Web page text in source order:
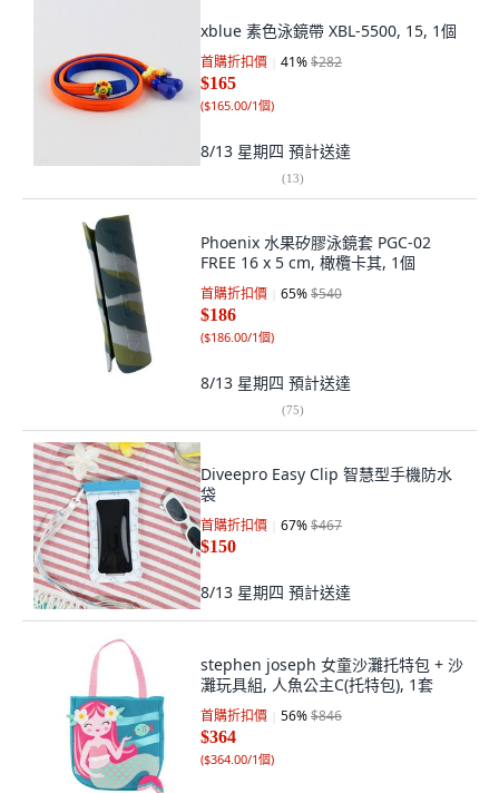
xblue 素色泳鏡帶 XBL-5500, 15, 1個
首購折扣價 41%$282
$165
($165.00/1個)
8/13 星期四 預計送達
(13)
Phoenix 水果矽膠泳鏡套 PGC-02
FREE 16 x 5 cm, 橄欖卡其, 1個
首購折扣價 65%$540
$186
($186.00/1個)
8/13 星期四 預計送達
(75)
Diveepro Easy Clip 智慧型手機防水
袋
首購折扣價 67%$467
$150
8/13 星期四 預計送達
stephen joseph 女童沙灘托特包 + 沙
灘玩具組, 人魚公主C(托特包), 1套
首購折扣價 56%$846
$364
($364.00/1個)